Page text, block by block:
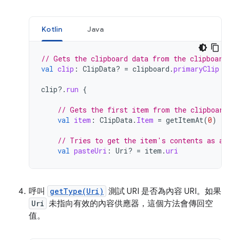
Kotlin Java
// Gets the clipboard data from the
val clip : ClipData? = clipboard .primaryClip
clip?. run {
// Gets the first item from the clipboard
val item : ClipData. Item = getItemAt(0)
// Tries to get the item's contents as a
val pasteUri : Uri? = item .uri
呼叫 getType(Uri) 測試 URI 是否為內容 URI。如果
Uri 未指向有效的內容供應器，這個方法會傳回空
值。